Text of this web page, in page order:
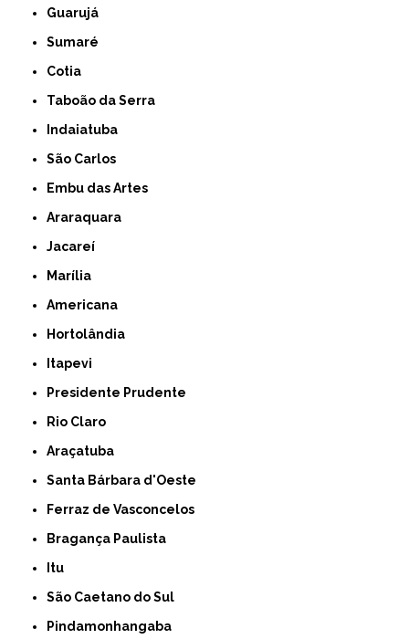
Guarujá
Sumaré
Cotia
Taboão da Serra
Indaiatuba
São Carlos
Embu das Artes
Araraquara
Jacareí
Marília
Americana
Hortolândia
Itapevi
Presidente Prudente
Rio Claro
Araçatuba
Santa Bárbara d'Oeste
Ferraz de Vasconcelos
Bragança Paulista
Itu
São Caetano do Sul
Pindamonhangaba